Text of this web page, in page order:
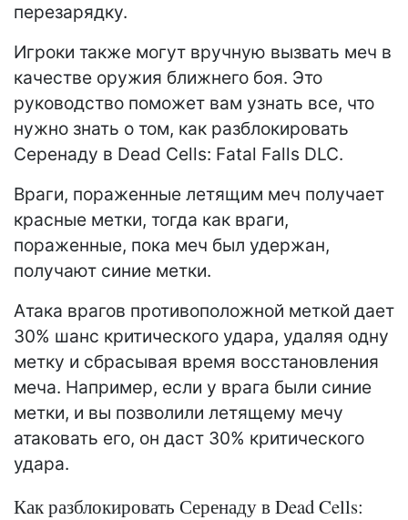
перезарядку.
Игроки также могут вручную вызвать меч в
качестве оружия ближнего боя. Это
руководство поможет вам узнать все, что
нужно знать о том, как разблокировать
Серенаду в Dead Cells: Fatal Falls DLC.
Враги, пораженные летящим меч получает
красные метки, тогда как враги,
пораженные, пока меч был удержан,
получают синие метки.
Атака врагов противоположной меткой дает
30% шанс критического удара, удаляя одну
метку и сбрасывая время восстановления
меча. Например, если у врага были синие
метки, и вы позволили летящему мечу
атаковать его, он даст 30% критического
удара.
Как разблокировать Серенаду в Dead Cells: